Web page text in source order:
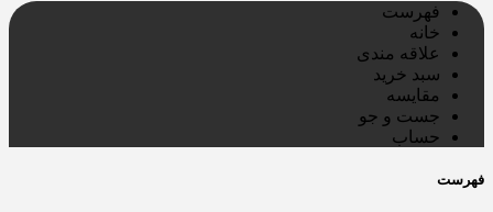
فهرست
خانه
علاقه مندی
سبد خرید
مقایسه
جست و جو
حساب
فهرست